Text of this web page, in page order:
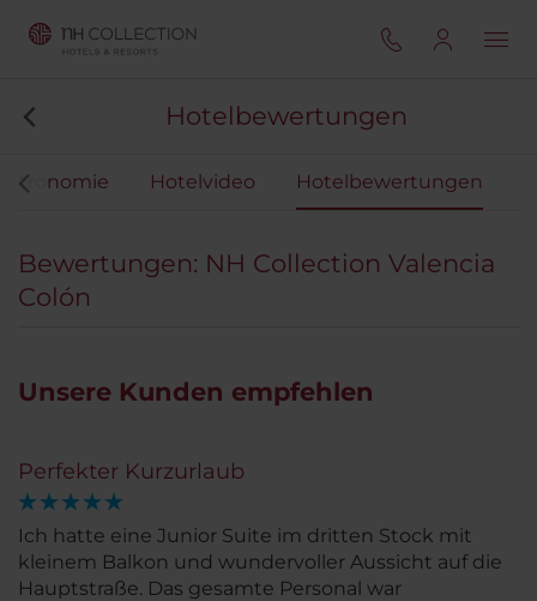
Hotelbewertungen
Hotelvideo Hotelbewertungen
Bewertungen: NH Collection Valencia
Colón
Unsere Kunden empfehlen
Perfekter Kurzurlaub
Ich hatte eine Junior Suite im dritten Stock mit
kleinem Balkon und wundervoller Aussicht auf die
Hauptstraße. Das gesamte Personal war